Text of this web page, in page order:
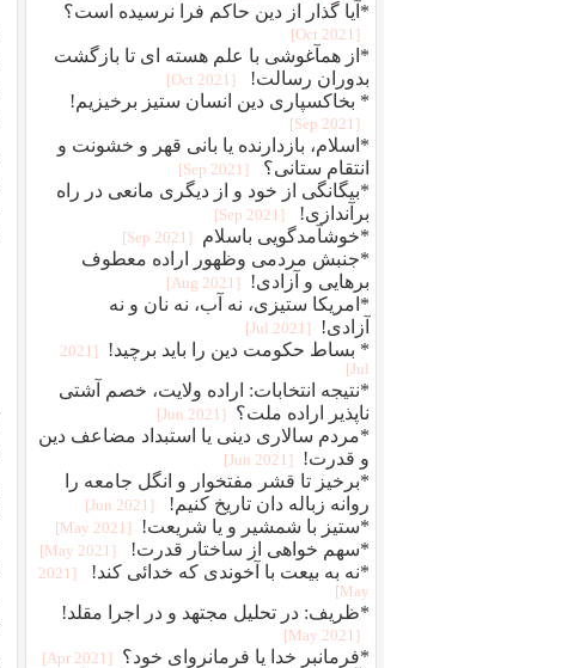
*آیا گذار از دین حاکم فرا نرسیده است؟
[2021 Oct]
*از همآغوشی با علم هسته ای تا بازگشت
بدوران رسالت!
[2021 Oct]
* بخاکسپاری دین انسان ستیز برخیزیم!
[2021 Sep]
*اسلام، بازدارنده یا بانی قهر و خشونت و
انتقام ستانی؟
[2021 Sep]
*بیگانگی از خود و از دیگری مانعی در راه
برآندازی!
[2021 Sep]
*خوشآمدگویی باسلام [2021 Sep]
*جنبش مردمی وظهور اراده معطوف
برهایی و آزادی!
[2021 Aug]
*امریکا ستیزی، نه آب، نه نان و نه
آزادی!
[2021 Jul]
* بساط حکومت دین را باید برچید!
[2021
Jul]
*نتیجه انتخابات: اراده ولایت، خصم آشتی
ناپذیر اراده ملت؟
[2021 Jun]
*مردم سالاری دینی یا استبداد مضاعف دین
و قدرت!
[2021 Jun]
*برخیز تا قشر مفتخوار و انگل جامعه را
روانه زباله دان تاریخ کنیم!
[2021 Jun]
*ستیز با شمشیر و یا شریعت! [2021 May]
*سهم خواهی از ساختار قدرت! [2021 May]
*نه به بیعت با آخوندی که خدائی کند!
[2021
May]
*ظریف: در تحلیل مجتهد و در اجرا مقلد!
[2021 May]
*فرمانبر خدا یا فرمانروای خود؟ [2021 Apr]